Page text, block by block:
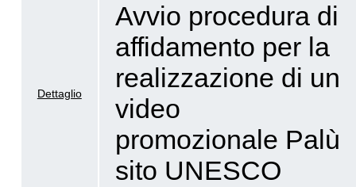
Dettaglio
Avvio procedura di
affidamento per la
realizzazione di un
video
promozionale Palù
sito UNESCO